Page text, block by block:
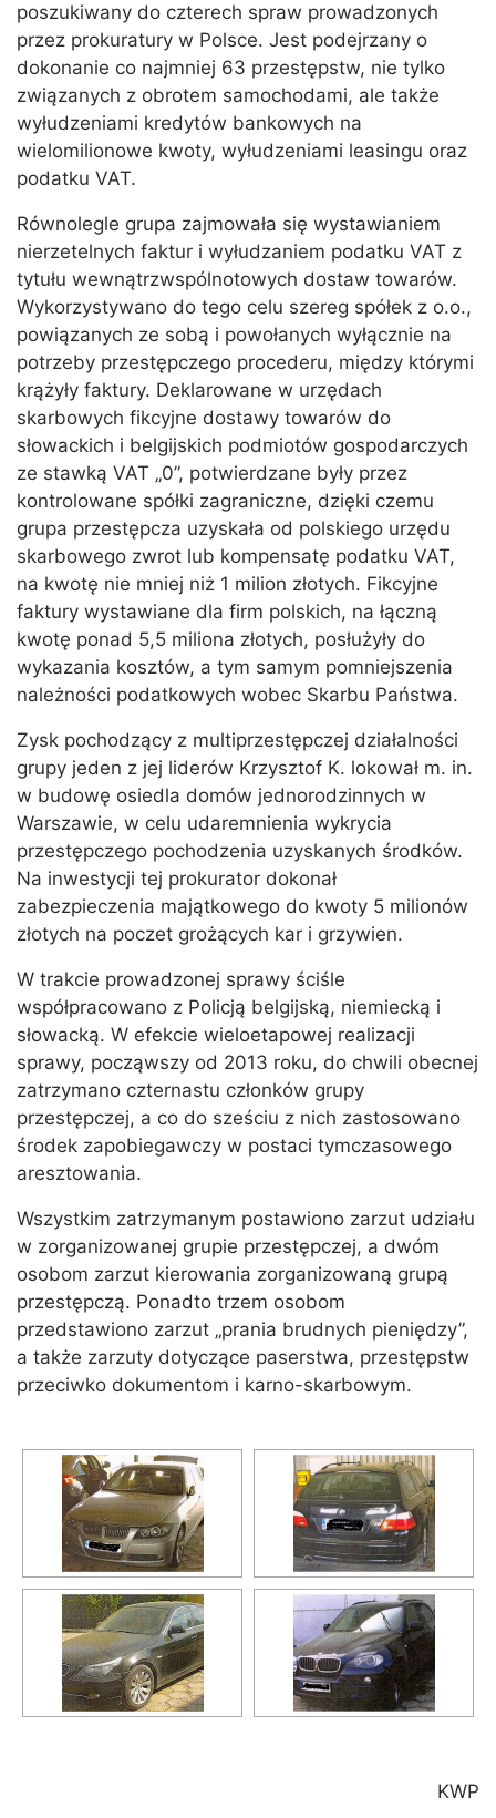
poszukiwany do czterech spraw prowadzonych
przez prokuratury w Polsce. Jest podejrzany o
dokonanie co najmniej 63 przestępstw, nie tylko
związanych z obrotem samochodami, ale także
wyłudzeniami kredytów bankowych na
wielomilionowe kwoty, wyłudzeniami leasingu oraz
podatku VAT.
Równolegle grupa zajmowała się wystawianiem
nierzetelnych faktur i wyłudzaniem podatku VAT z
tytułu wewnątrzwspólnotowych dostaw towarów.
Wykorzystywano do tego celu szereg spółek z o.o.,
powiązanych ze sobą i powołanych wyłącznie na
potrzeby przestępczego procederu, między którymi
krążyły faktury. Deklarowane w urzędach
skarbowych fikcyjne dostawy towarów do
słowackich i belgijskich podmiotów gospodarczych
ze stawką VAT „0”, potwierdzane były przez
kontrolowane spółki zagraniczne, dzięki czemu
grupa przestępcza uzyskała od polskiego urzędu
skarbowego zwrot lub kompensatę podatku VAT,
na kwotę nie mniej niż 1 milion złotych. Fikcyjne
faktury wystawiane dla firm polskich, na łączną
kwotę ponad 5,5 miliona złotych, posłużyły do
wykazania kosztów, a tym samym pomniejszenia
należności podatkowych wobec Skarbu Państwa.
Zysk pochodzący z multiprzestępczej działalności
grupy jeden z jej liderów Krzysztof K. lokował m. in.
w budowę osiedla domów jednorodzinnych w
Warszawie, w celu udaremnienia wykrycia
przestępczego pochodzenia uzyskanych środków.
Na inwestycji tej prokurator dokonał
zabezpieczenia majątkowego do kwoty 5 milionów
złotych na poczet grożących kar i grzywien.
W trakcie prowadzonej sprawy ściśle
współpracowano z Policją belgijską, niemiecką i
słowacką. W efekcie wieloetapowej realizacji
sprawy, począwszy od 2013 roku, do chwili obecnej
zatrzymano czternastu członków grupy
przestępczej, a co do sześciu z nich zastosowano
środek zapobiegawczy w postaci tymczasowego
aresztowania.
Wszystkim zatrzymanym postawiono zarzut udziału
w zorganizowanej grupie przestępczej, a dwóm
osobom zarzut kierowania zorganizowaną grupą
przestępczą. Ponadto trzem osobom
przedstawiono zarzut „prania brudnych pieniędzy”,
a także zarzuty dotyczące paserstwa, przestępstw
przeciwko dokumentom i karno-skarbowym.
KWP